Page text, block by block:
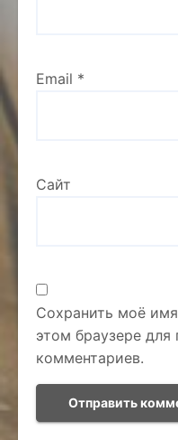
Email *
Сайт
Сохранить моё
этом браузере
комментариев.